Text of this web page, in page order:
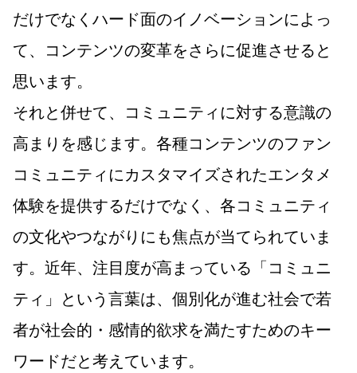
だけでなくハード面のイノベーションによっ
て、コンテンツの変革をさらに促進させると
思います。
それと併せて、コミュニティに対する意識の
高まりを感じます。各種コンテンツのファン
コミュニティにカスタマイズされたエンタメ
体験を提供するだけでなく、各コミュニティ
の文化やつながりにも焦点が当てられていま
す。近年、注目度が高まっている「コミュニ
ティ」という言葉は、個別化が進む社会で若
者が社会的・感情的欲求を満たすためのキー
ワードだと考えています。